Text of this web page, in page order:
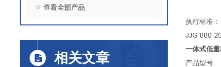
查看全部产品
相关文章
执行标准：
JJG 880-
一体式低
产品